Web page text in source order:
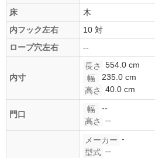
床
木
内フック左右
10 対
ロープ穴左右
--
内寸
長さ
554.0 cm
幅
235.0 cm
高さ
40.0 cm
門口
幅
--
高さ
--
メーカー -
型式 --